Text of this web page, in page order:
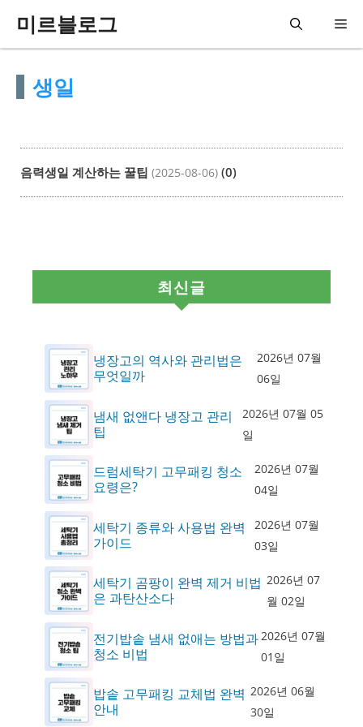
미르블로그 메
생일
음력생일 계산하는 꿀팁 (2025-08-06) (0)
최신글
냉장고의 역사와 관리법은
무엇일까
2026년 07월
06일
냄새 없앤다 냉장고 관리
팁
2026년 07월 05
일
드럼세탁기 고무패킹 청소
요령은?
2026년 07월
04일
세탁기 종류와 사용법 완벽
가이드
2026년 07월
03일
세탁기 곰팡이 완벽 제거 비법
은 과탄산소다
2026년 07
월 02일
전기밥솥 냄새 없애는 방법과
청소 비법
2026년 07월
01일
밥솥 고무패킹 교체법 완벽
안내
2026년 06월
30일